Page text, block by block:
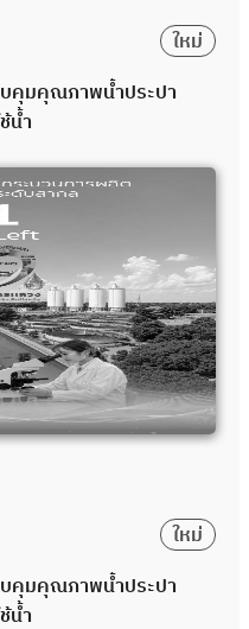
ใหม่
คุมคุณภาพน้ำประปา
น้ำ
ใหม่
คุมคุณภาพน้ำประปา
น้ำ